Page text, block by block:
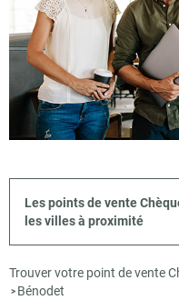
Les points de vente
les villes à proximité
Trouver votre point de vente
> Bénodet